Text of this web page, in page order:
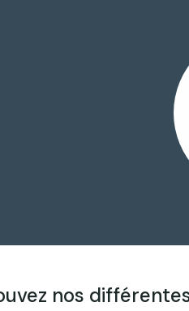
nos